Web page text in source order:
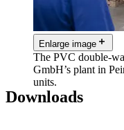
Enlarge image
The PVC double-
GmbH’s plant in
units.
Downloads